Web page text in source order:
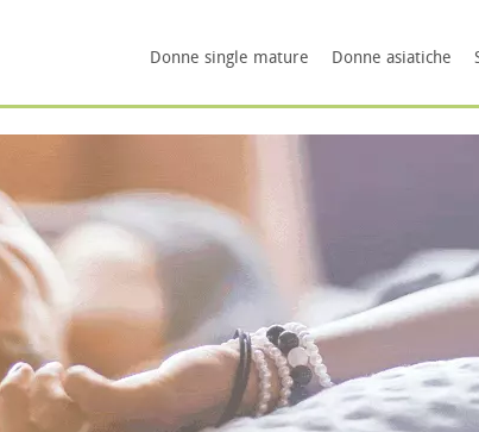
Donne single mature Donne asiatiche